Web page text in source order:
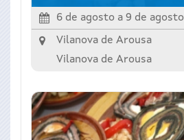
6 de agosto a 9 de agosto
Vilanova de Arousa
Vilanova de Arousa